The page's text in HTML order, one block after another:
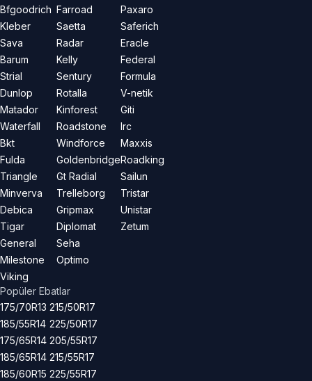
Bfgoodrich
Kleber
Sava
Barum
Strial
Dunlop
Matador
Waterfall
Bkt
Fulda
Triangle
Minverva
Debica
Tigar
General
Milestone
Viking
Farroad
Saetta
Radar
Kelly
Sentury
Rotalla
Kinforest
Roadstone
Windforce
Goldenbridge
Gt Radial
Trelleborg
Gripmax
Diplomat
Seha
Optimo
Paxaro
Saferich
Eracle
Federal
Formula
V-netik
Giti
Irc
Maxxis
Roadking
Sailun
Tristar
Unistar
Zetum
Popüler Ebatlar
175/70R13
185/55R14
175/65R14
185/65R14
185/60R15
215/50R17
225/50R17
205/55R17
215/55R17
225/55R17